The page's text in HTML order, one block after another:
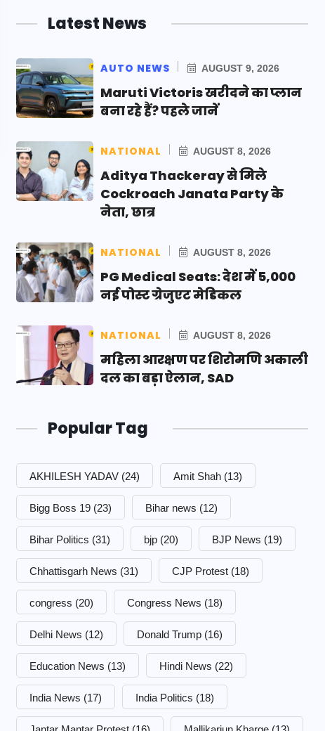
Latest News
AUTO NEWS AUGUST 9, 2026
Maruti Victoris खरीदने का प्लान
बना रहे हैं? पहले जानें
NATIONAL AUGUST 8, 2026
Aditya Thackeray से मिले
Cockroach Janata Party के
नेता, छात्र
NATIONAL AUGUST 8, 2026
PG Medical Seats: देश में 5,000
नई पोस्ट ग्रेजुएट मेडिकल
NATIONAL AUGUST 8, 2026
महिला आरक्षण पर शिरोमणि अकाली
दल का बड़ा ऐलान, SAD
Popular Tag
AKHILESH YADAV (24) Amit Shah (13)
Bigg Boss 19 (23) Bihar news (12)
Bihar Politics (31) bjp (20) BJP News (19)
Chhattisgarh News (31) CJP Protest (18)
congress (20) Congress News (18)
Delhi News (12) Donald Trump (16)
Education News (13) Hindi News (22)
India News (17) India Politics (18)